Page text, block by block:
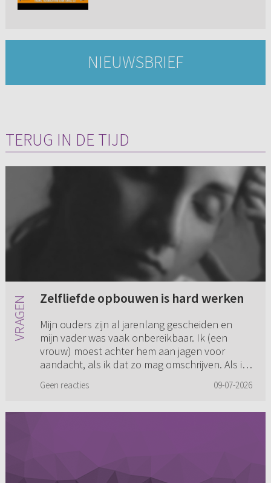
NIEUWSBRIEF
TERUG IN DE TIJD
Zelfliefde opbouwen is hard werken
Mijn ouders zijn al jarenlang gescheiden en
mijn vader was vaak onbereikbaar. Ik (een
vrouw) moest achter hem aan jagen voor
aandacht, als ik dat zo mag omschrijven. Als ik
Geen reacties 09-07-2026